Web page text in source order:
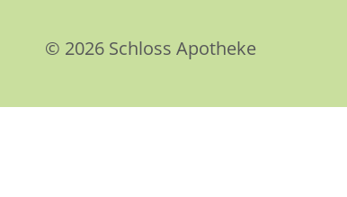
© 2026 Schloss Apotheke